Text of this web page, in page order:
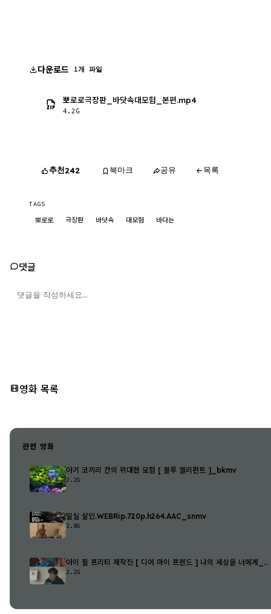
다운로드 1개 파일
뽀로로극장판_바닷속대모험_본편.mp4
4.2G
추천242 북마크 공유 목록
TAGS
뽀로로 극장판 바닷속 대모험 바다는
댓글
영화 목록
관련 영화
아기 코끼리 칸의 위대한 모험 [ 블루 엘리펀트 ]_bkmv
2.2G
밀실 살인.WEBRip.720p.h264.AAC_snmv
1.8G
아이 필 프리티 제작진 [ 디어 마이 프렌드 ] 나의 세상을 너에게_..
2.2G